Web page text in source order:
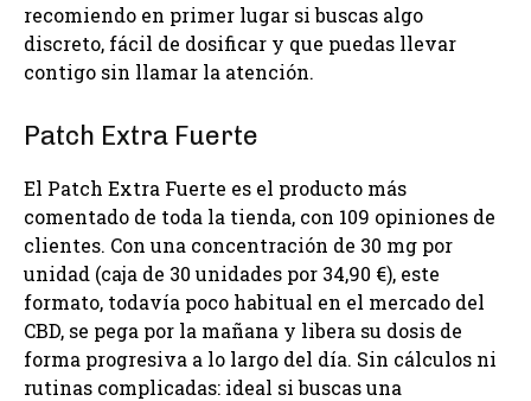
recomiendo en primer lugar si buscas algo
discreto, fácil de dosificar y que puedas llevar
contigo sin llamar la atención.
Patch Extra Fuerte
El Patch Extra Fuerte es el producto más
comentado de toda la tienda, con 109 opiniones de
clientes. Con una concentración de 30 mg por
unidad (caja de 30 unidades por 34,90 €), este
formato, todavía poco habitual en el mercado del
CBD, se pega por la mañana y libera su dosis de
forma progresiva a lo largo del día. Sin cálculos ni
rutinas complicadas: ideal si buscas una